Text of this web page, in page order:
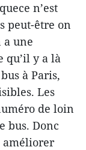
n’est
peut-être on
a une
qu’il y a là
à Paris,
Les
de loin
bus. Donc
améliorer